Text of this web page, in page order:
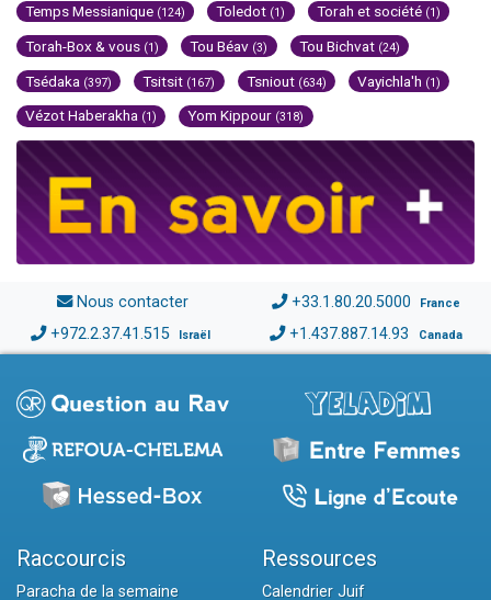
Temps Messianique (124) Toledot (1) Torah et société (1)
Torah-Box & vous (1) Tou Béav (3) Tou Bichvat (24)
Tsédaka (397) Tsitsit (167) Tsniout (634) Vayichla'h (1)
Vézot Haberakha (1) Yom Kippour (318)
Nous contacter +33.1.80.20.5000 France
+972.2.37.41.515 Israël +1.437.887.14.93 Canada
Raccourcis
Paracha de la semaine
Ressources
Calendrier Juif